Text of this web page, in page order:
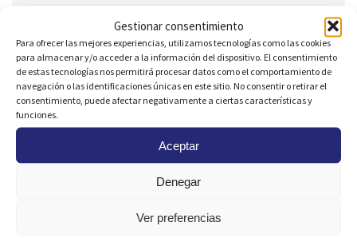
Gestionar consentimiento
Para ofrecer las mejores experiencias, utilizamos tecnologías como las cookies
para almacenar y/o acceder a la información del dispositivo. El consentimiento
de estas tecnologías nos permitirá procesar datos como el comportamiento de
navegación o las identificaciones únicas en este sitio. No consentir o retirar el
consentimiento, puede afectar negativamente a ciertas características y
funciones.
Aceptar
Denegar
Ver preferencias
Consiento el uso de mis
recibir una respuesta a esta petición yPublicidadde su
Enviar